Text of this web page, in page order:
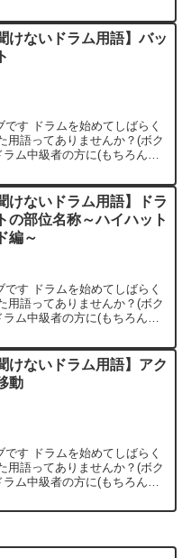
けないドラム用語】バッ
す ドラムを始めてしばらく
用語ってありませんか？(ボク
ム中級者の方に(もちろん初
けないドラム用語】ドラ
の部位名称～ハイハット
編～
す ドラムを始めてしばらく
用語ってありませんか？(ボク
ム中級者の方に(もちろん初
けないドラム用語】アク
動
す ドラムを始めてしばらく
用語ってありませんか？(ボク
ム中級者の方に(もちろん初